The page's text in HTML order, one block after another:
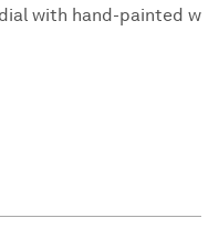
with hand-painted w